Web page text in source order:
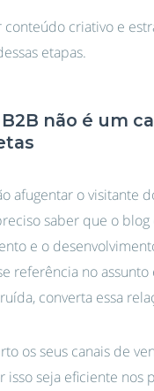
criativo e
etapas.
não é um
afugentar o visitante
saber que o blog
e o
referência no assunto
converta essa
os seus canais de
isso seja eficiente nos